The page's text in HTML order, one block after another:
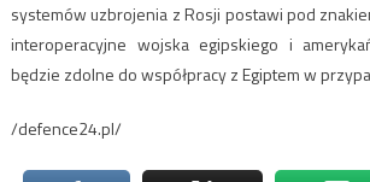
systemów uzbrojenia z Rosji postawi pod
interoperacyjne wojska egipskiego i
będzie zdolne do współpracy z Egiptem w
/defence24.pl/